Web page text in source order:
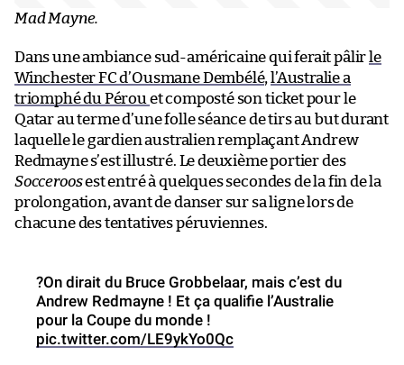
Mad Mayne.
Dans une ambiance sud-américaine qui ferait pâlir le
Winchester FC d’Ousmane Dembélé, l’Australie a
triomphé du Pérou et composté son ticket pour le
Qatar au terme d’une folle séance de tirs au but durant
laquelle le gardien australien remplaçant Andrew
Redmayne s’est illustré. Le deuxième portier des
Socceroosest entré à quelques secondes de la fin de la
prolongation, avant de danser sur sa ligne lors de
chacune des tentatives péruviennes.
?On dirait du Bruce Grobbelaar, mais c’est du
Andrew Redmayne ! Et ça qualifie l’Australie
pour la Coupe du monde !
pic.twitter.com/LE9ykYo0Qc